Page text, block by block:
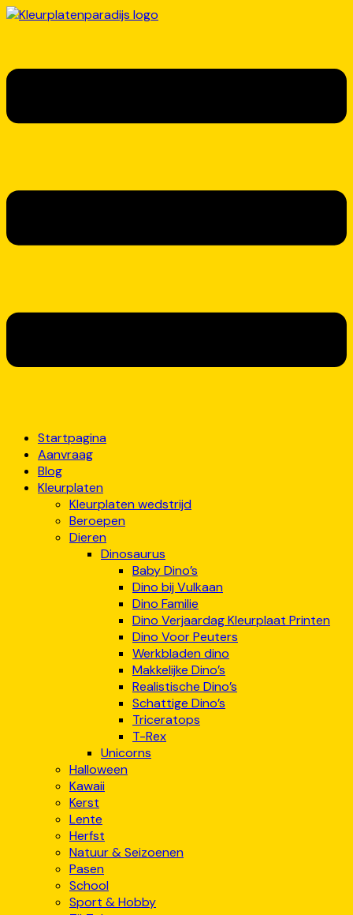
Startpagina
Aanvraag
Blog
Kleurplaten
Kleurplaten wedstrijd
Beroepen
Dieren
Dinosaurus
Baby Dino’s
Dino bij Vulkaan
Dino Familie
Dino Verjaardag Kleurplaat Printen
Dino Voor Peuters
Werkbladen dino
Makkelijke Dino’s
Realistische Dino’s
Schattige Dino’s
Triceratops
T-Rex
Unicorns
Halloween
Kawaii
Kerst
Lente
Herfst
Natuur & Seizoenen
Pasen
School
Sport & Hobby